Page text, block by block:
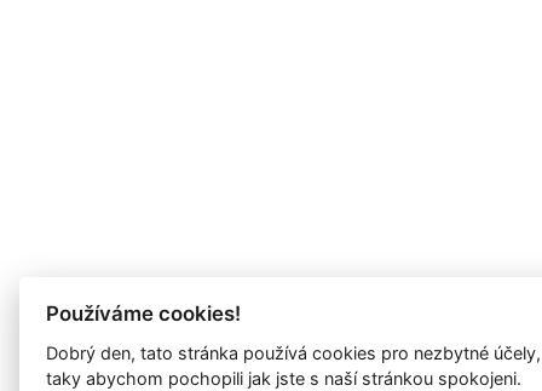
Používáme cookies!
Dobrý den, tato stránka používá cookies pro nezbytné
taky abychom pochopili jak jste s naší stránkou spokojeni.